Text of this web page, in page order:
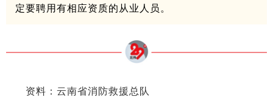
定要聘用有相应资质的从业人员。
资料：云南省消防救援总队